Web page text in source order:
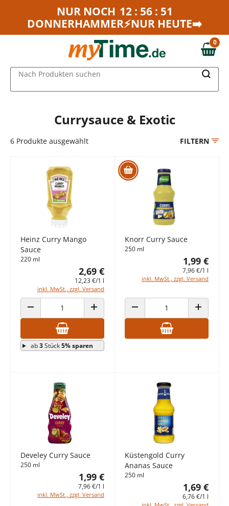
Zum Hauptinhalt springen
Zur Navigation springen
NUR NOCH 12 : 56 : 51
DONNERHAMMER⚡NUR HEUTE➡️
0,00 €
0
Nach Produkten suchen
Currysauce & Exotic
6 Produkte ausgewählt FILTERN
Heinz Curry Mango
Sauce
220 ml
2,69 €
12,23 €/1 l
inkl. MwSt., zzgl. Versand
ANZAHL VERRINGERN ANZAHL ERHÖHEN
ab3Stück5% sparen
Knorr Curry Sauce
250 ml
1,99 €
7,96 €/1 l
inkl. MwSt., zzgl. Versand
ANZAHL VERRINGERN ANZAHL
Develey Curry Sauce
250 ml
1,99 €
7,96 €/1 l
inkl. MwSt., zzgl. Versand
Küstengold Curry
Ananas Sauce
250 ml
1,69 €
6,76 €/1 l